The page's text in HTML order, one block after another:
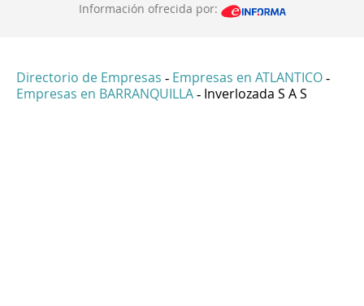
Información ofrecida por:
Directorio de Empresas - Empresas en ATLANTICO -
Empresas en BARRANQUILLA - Inverlozada S A S